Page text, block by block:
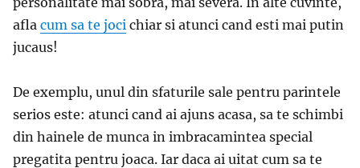
afla cum sa te joci chiar si atunci cand esti mai putin
jucaus!
De exemplu, unul din sfaturile sale pentru parintele
serios este: atunci cand ai ajuns acasa, sa te schimbi
din hainele de munca in imbracamintea special
pregatita pentru joaca. Iar daca ai uitat cum sa te